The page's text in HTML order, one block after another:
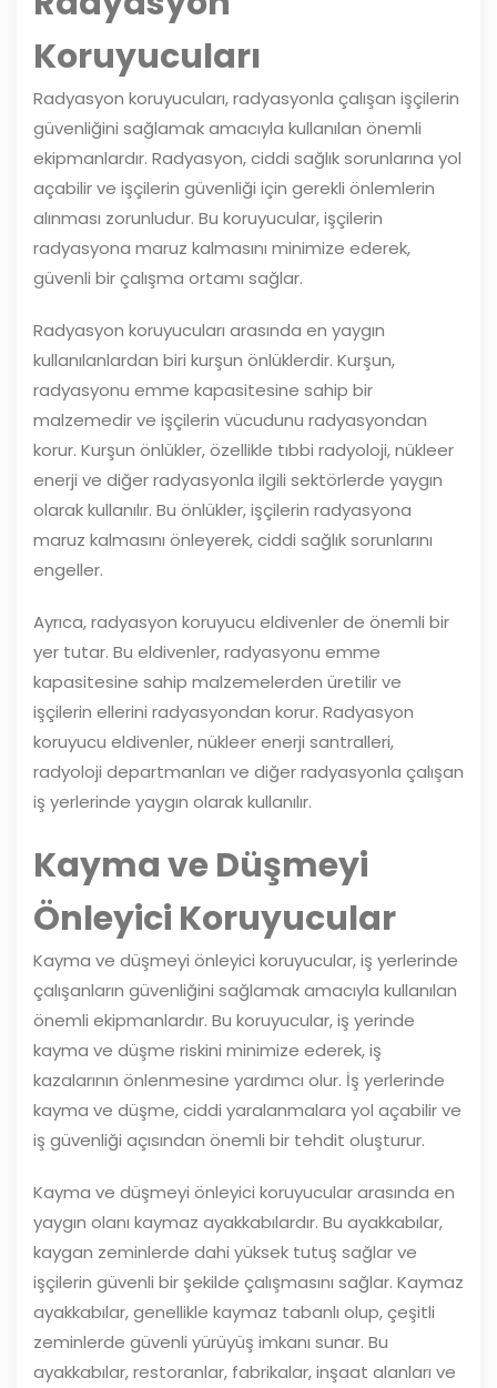
Koruyucuları
Radyasyon koruyucuları, radyasyonla çalışan işçilerin
güvenliğini sağlamak amacıyla kullanılan önemli
ekipmanlardır. Radyasyon, ciddi sağlık sorunlarına yol
açabilir ve işçilerin güvenliği için gerekli önlemlerin
alınması zorunludur. Bu koruyucular, işçilerin
radyasyona maruz kalmasını minimize ederek,
güvenli bir çalışma ortamı sağlar.
Radyasyon koruyucuları arasında en yaygın
kullanılanlardan biri kurşun önlüklerdir. Kurşun,
radyasyonu emme kapasitesine sahip bir
malzemedir ve işçilerin vücudunu radyasyondan
korur. Kurşun önlükler, özellikle tıbbi radyoloji, nükleer
enerji ve diğer radyasyonla ilgili sektörlerde yaygın
olarak kullanılır. Bu önlükler, işçilerin radyasyona
maruz kalmasını önleyerek, ciddi sağlık sorunlarını
engeller.
Ayrıca, radyasyon koruyucu eldivenler de önemli bir
yer tutar. Bu eldivenler, radyasyonu emme
kapasitesine sahip malzemelerden üretilir ve
işçilerin ellerini radyasyondan korur. Radyasyon
koruyucu eldivenler, nükleer enerji santralleri,
radyoloji departmanları ve diğer radyasyonla çalışan
iş yerlerinde yaygın olarak kullanılır.
Kayma ve Düşmeyi
Önleyici Koruyucular
Kayma ve düşmeyi önleyici koruyucular, iş yerlerinde
çalışanların güvenliğini sağlamak amacıyla kullanılan
önemli ekipmanlardır. Bu koruyucular, iş yerinde
kayma ve düşme riskini minimize ederek, iş
kazalarının önlenmesine yardımcı olur. İş yerlerinde
kayma ve düşme, ciddi yaralanmalara yol açabilir ve
iş güvenliği açısından önemli bir tehdit oluşturur.
Kayma ve düşmeyi önleyici koruyucular arasında en
yaygın olanı kaymaz ayakkabılardır. Bu ayakkabılar,
kaygan zeminlerde dahi yüksek tutuş sağlar ve
işçilerin güvenli bir şekilde çalışmasını sağlar. Kaymaz
ayakkabılar, genellikle kaymaz tabanlı olup, çeşitli
zeminlerde güvenli yürüyüş imkanı sunar. Bu
ayakkabılar, restoranlar, fabrikalar, inşaat alanları ve